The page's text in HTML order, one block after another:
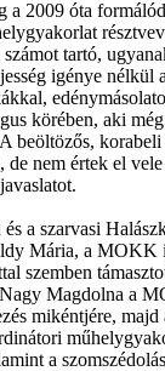
2009 óta
tartó,
igénye
körében, aki
beöltözős,
nem értek el
a szarvasi
Mária, a MOKK
szemben
Magdolna a
mikéntjére,
a